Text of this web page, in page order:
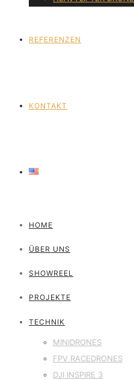
REFERENZEN
KONTAKT
HOME
ÜBER UNS
SHOWREEL
PROJEKTE
TECHNIK
MINIDRONES
FPV RACEDRONES
DJI INSPIRE 3